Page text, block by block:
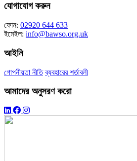
যোগাযোগ করুন
ফোন: 02920 644 633
ইমেইল: info@bawso.org.uk
আইনি
গোপনীয়তা নীতি ব্যবহারের শর্তাবলী
আমাদের অনুসরণ করো